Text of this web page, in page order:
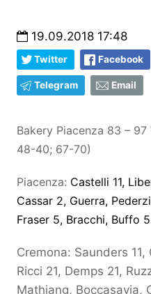
19.09.2018 17:48
Twitter Facebook
Telegram Email
Bakery Piacenza 83 – 97
48-40; 67-70)
Piacenza: Castelli 11,
Cassar 2, Guerra,
Fraser 5, Bracchi, Buffo 5
Cremona: Saunders 11,
Ricci 21, Demps 21,
Mathiang, Boccasavia,